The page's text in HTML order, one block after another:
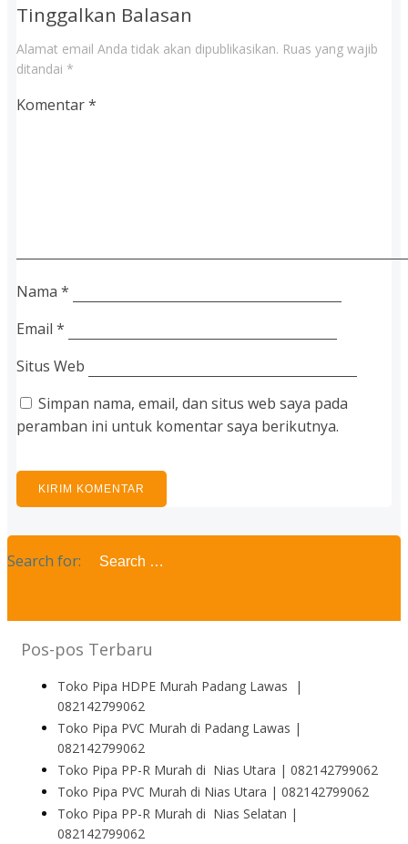
Tinggalkan Balasan
Alamat email Anda tidak akan dipublikasikan. Ruas yang wajib
ditandai *
Komentar*
Nama *
Email *
Situs Web
Simpan nama, email, dan situs web saya pada
peramban ini untuk komentar saya berikutnya.
Search for:
Pos-pos Terbaru
Toko Pipa HDPE Murah Padang Lawas |
082142799062
Toko Pipa PVC Murah di Padang Lawas |
082142799062
Toko Pipa PP-R Murah di Nias Utara | 082142799062
Toko Pipa PVC Murah di Nias Utara | 082142799062
Toko Pipa PP-R Murah di Nias Selatan |
082142799062